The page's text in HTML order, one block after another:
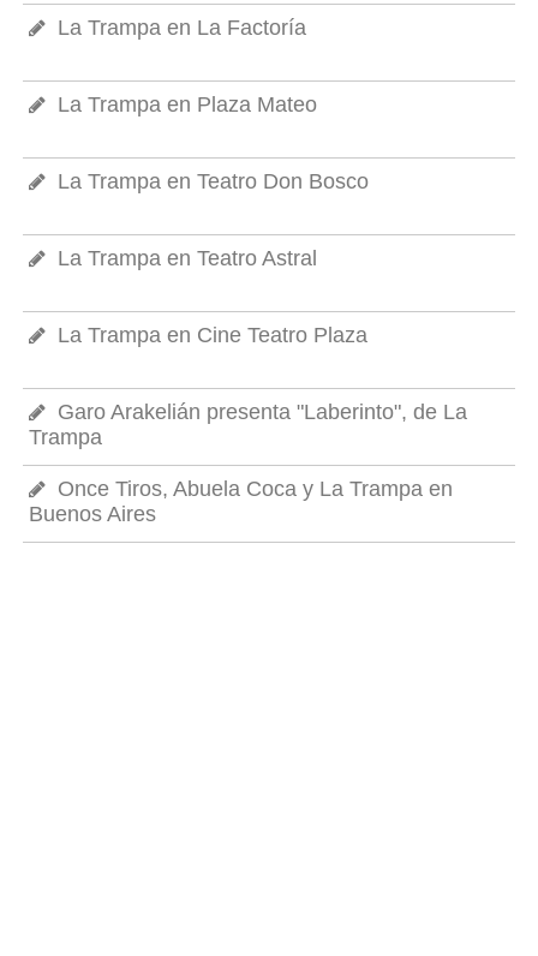
La Trampa en La Factoría
La Trampa en Plaza Mateo
La Trampa en Teatro Don Bosco
La Trampa en Teatro Astral
La Trampa en Cine Teatro Plaza
Garo Arakelián presenta "Laberinto", de La
Trampa
Once Tiros, Abuela Coca y La Trampa en
Buenos Aires